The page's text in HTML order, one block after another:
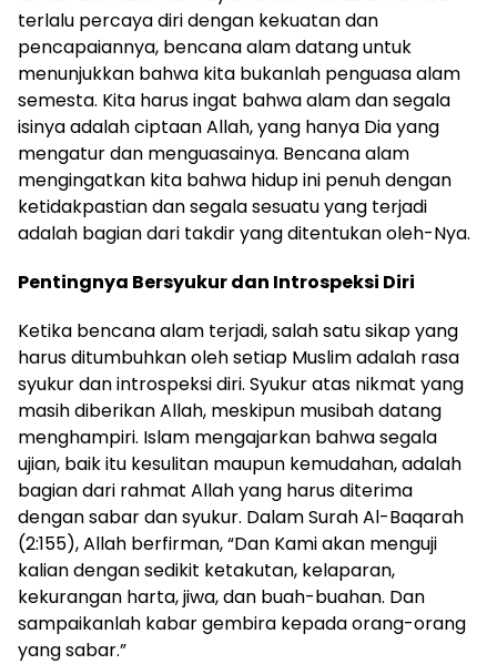
terlalu percaya diri dengan kekuatan dan
pencapaiannya, bencana alam datang untuk
menunjukkan bahwa kita bukanlah penguasa alam
semesta. Kita harus ingat bahwa alam dan segala
isinya adalah ciptaan Allah, yang hanya Dia yang
mengatur dan menguasainya. Bencana alam
mengingatkan kita bahwa hidup ini penuh dengan
ketidakpastian dan segala sesuatu yang terjadi
adalah bagian dari takdir yang ditentukan oleh-Nya.
Pentingnya Bersyukur dan Introspeksi Diri
Ketika bencana alam terjadi, salah satu sikap yang
harus ditumbuhkan oleh setiap Muslim adalah rasa
syukur dan introspeksi diri. Syukur atas nikmat yang
masih diberikan Allah, meskipun musibah datang
menghampiri. Islam mengajarkan bahwa segala
ujian, baik itu kesulitan maupun kemudahan, adalah
bagian dari rahmat Allah yang harus diterima
dengan sabar dan syukur. Dalam Surah Al-Baqarah
(2:155), Allah berfirman, “Dan Kami akan menguji
kalian dengan sedikit ketakutan, kelaparan,
kekurangan harta, jiwa, dan buah-buahan. Dan
sampaikanlah kabar gembira kepada orang-orang
yang sabar.”